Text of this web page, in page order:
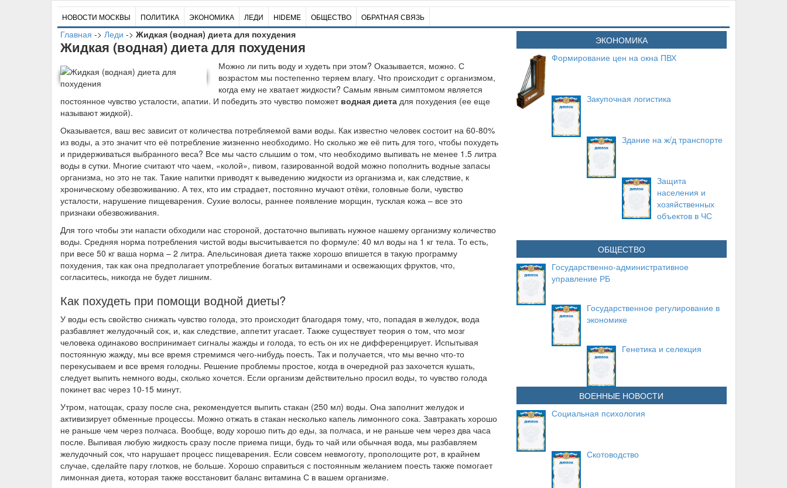
НОВОСТИ МОСКВЫ ПОЛИТИКА ЭКОНОМИКА ЛЕДИ HIDEME ОБЩЕСТВО ОБРАТНАЯ СВЯЗЬ
Главная -> Леди -> Жидкая (водная) диета для похудения
Жидкая (водная) диета для похудения
Можно ли пить воду и худеть при этом? Оказывается, можно. С
возрастом мы постепенно теряем влагу. Что происходит с организмом,
когда ему не хватает жидкости? Самым явным симптомом является
постоянное чувство усталости, апатии. И победить это чувство поможет водная диета для похудения (ее еще
называют жидкой).
Оказывается, ваш вес зависит от количества потребляемой вами воды. Как известно человек состоит на 60-80%
из воды, а это значит что её потребление жизненно необходимо. Но сколько же её пить для того, чтобы похудеть
и придерживаться выбранного веса? Все мы часто слышим о том, что необходимо выпивать не менее 1.5 литра
воды в сутки. Многие считают что чаем, «колой», пивом, газированной водой можно пополнить водные запасы
организма, но это не так. Такие напитки приводят к выведению жидкости из организма и, как следствие, к
хроническому обезвоживанию. А тех, кто им страдает, постоянно мучают отёки, головные боли, чувство
усталости, нарушение пищеварения. Сухие волосы, раннее появление морщин, тусклая кожа – все это
признаки обезвоживания.
Для того чтобы эти напасти обходили нас стороной, достаточно выпивать нужное нашему организму количество
воды. Средняя норма потребления чистой воды высчитывается по формуле: 40 мл воды на 1 кг тела. То есть,
при весе 50 кг ваша норма – 2 литра. Апельсиновая диета также хорошо впишется в такую программу
похудения, так как она предполагает употребление богатых витаминами и освежающих фруктов, что,
согласитесь, никогда не будет лишним.
Как похудеть при помощи водной диеты?
У воды есть свойство снижать чувство голода, это происходит благодаря тому, что, попадая в желудок, вода
разбавляет желудочный сок, и, как следствие, аппетит угасает. Также существует теория о том, что мозг
человека одинаково воспринимает сигналы жажды и голода, то есть он их не дифференцирует. Испытывая
постоянную жажду, мы все время стремимся чего-нибудь поесть. Так и получается, что мы вечно что-то
перекусываем и все время голодны. Решение проблемы простое, когда в очередной раз захочется кушать,
следует выпить немного воды, сколько хочется. Если организм действительно просил воды, то чувство голода
покинет вас через 10-15 минут.
Утром, натощак, сразу после сна, рекомендуется выпить стакан (250 мл) воды. Она заполнит желудок и
активизирует обменные процессы. Можно отжать в стакан несколько капель лимонного сока. Завтракать хорошо
не раньше чем через полчаса. Вообще, воду хорошо пить до еды, за полчаса, и не раньше чем через два часа
после. Выпивая любую жидкость сразу после приема пищи, будь то чай или обычная вода, мы разбавляем
желудочный сок, что нарушает процесс пищеварения. Если совсем невмоготу, прополощите рот, в крайнем
случае, сделайте пару глотков, не больше. Хорошо справиться с постоянным желанием поесть также помогает
лимонная диета, которая также восстановит баланс витамина С в вашем организме.
ЭКОНОМИКА
Формирование цен на окна ПВХ
Закупочная логистика
Здание на ж/д транспорте
Защита
населения и
хозяйственных
объектов в ЧС
ОБЩЕСТВО
Государственно-административное
управление РБ
Государственное регулирование в
экономике
Генетика и селекция
ВОЕННЫЕ НОВОСТИ
Социальная психология
Скотоводство